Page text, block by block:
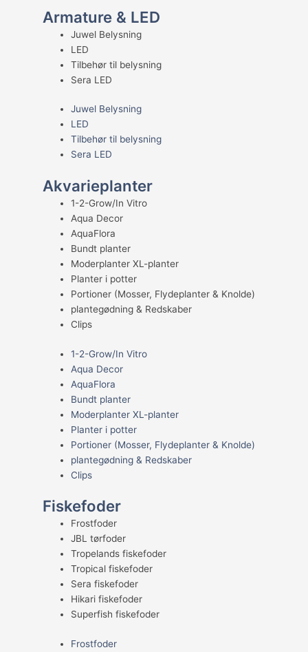
Armature & LED
Juwel Belysning
LED
Tilbehør til belysning
Sera LED
Juwel Belysning
LED
Tilbehør til belysning
Sera LED
Akvarieplanter
1-2-Grow/In Vitro
Aqua Decor
AquaFlora
Bundt planter
Moderplanter XL-planter
Planter i potter
Portioner (Mosser, Flydeplanter & Knolde)
plantegødning & Redskaber
Clips
1-2-Grow/In Vitro
Aqua Decor
AquaFlora
Bundt planter
Moderplanter XL-planter
Planter i potter
Portioner (Mosser, Flydeplanter & Knolde)
plantegødning & Redskaber
Clips
Fiskefoder
Frostfoder
JBL tørfoder
Tropelands fiskefoder
Tropical fiskefoder
Sera fiskefoder
Hikari fiskefoder
Superfish fiskefoder
Frostfoder